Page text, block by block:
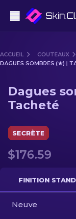
Milieu de
Fusils
Couteaux
Caisses
ACCUEIL COUTEAUX
DAGUES SOMBRES (★) |
Media of
Dagues
Tacheté
SECRÈTE
$176.59
FINITION
Neuve